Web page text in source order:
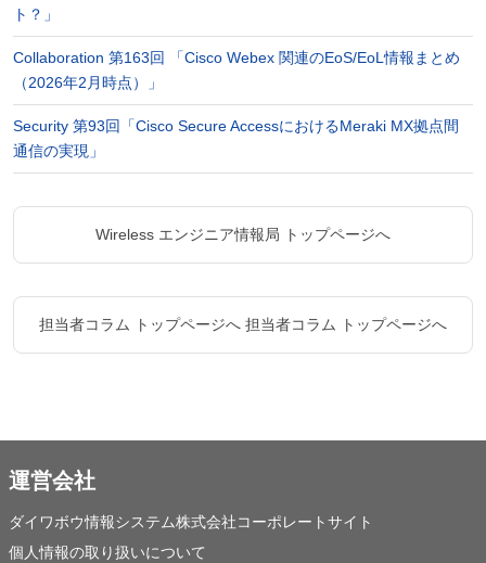
ト？」
Collaboration 第163回 「Cisco Webex 関連のEoS/EoL情報まとめ
（2026年2月時点）」
Security 第93回「Cisco Secure AccessにおけるMeraki MX拠点間
通信の実現」
Wireless エンジニア情報局 トップページへ
担当者コラム トップページへ 担当者コラム トップページへ
運営会社
ダイワボウ情報システム株式会社コーポレートサイト
個人情報の取り扱いについて